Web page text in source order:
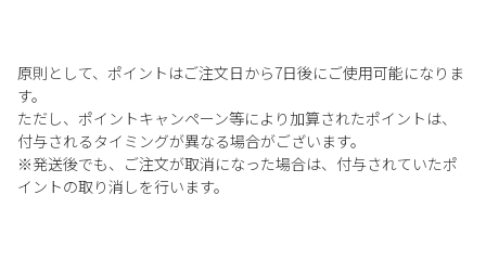
原則として、ポイントはご注文日から7日後にご使用可能になりま
す。
ただし、ポイントキャンペーン等により加算されたポイントは、
付与されるタイミングが異なる場合がございます。
※発送後でも、ご注文が取消になった場合は、付与されていたポ
イントの取り消しを行います。